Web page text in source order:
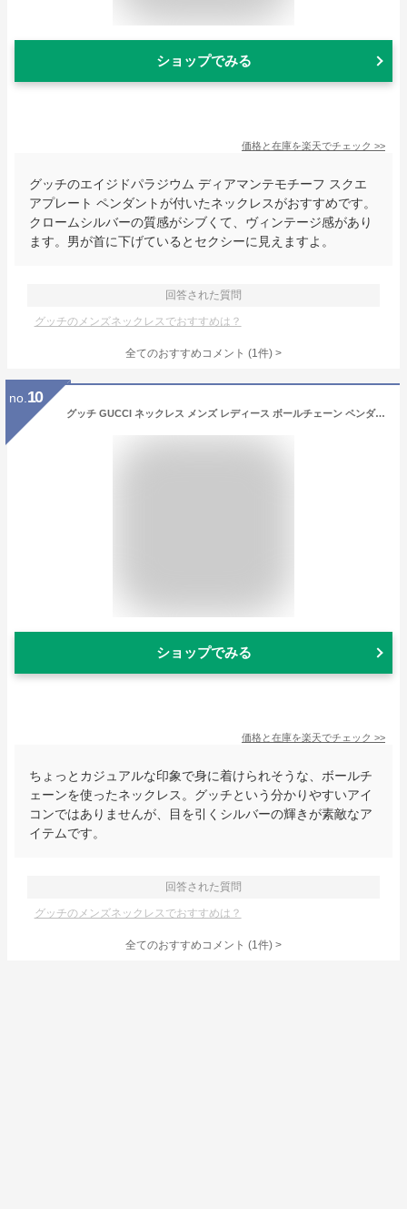
ショップでみる
価格と在庫を楽天でチェック >>
グッチのエイジドパラジウム ディアマンテモチーフ スクエ
アプレート ペンダントが付いたネックレスがおすすめです。
クロームシルバーの質感がシブくて、ヴィンテージ感があり
ます。男が首に下げているとセクシーに見えますよ。
回答された質問
グッチのメンズネックレスでおすすめは？
全てのおすすめコメント (1件) >
no. 10
グッチ GUCCI ネックレス メンズ レディース ボールチェーン ペンダント シルバー 602736 J8400 8106 XL | ブランド【最大3500円クーポン 2/9 15:59迄】
ショップでみる
価格と在庫を楽天でチェック >>
ちょっとカジュアルな印象で身に着けられそうな、ボールチ
ェーンを使ったネックレス。グッチという分かりやすいアイ
コンではありませんが、目を引くシルバーの輝きが素敵なア
イテムです。
回答された質問
グッチのメンズネックレスでおすすめは？
全てのおすすめコメント (1件) >